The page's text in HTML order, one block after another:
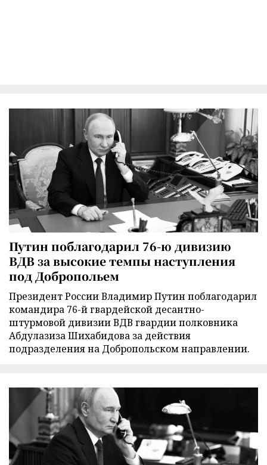
Путин поблагодарил 76-ю дивизию
ВДВ за высокие темпы наступления
под Добропольем
Президент России Владимир Путин поблагодарил
командира 76-й гвардейской десантно-
штурмовой дивизии ВДВ гвардии полковника
Абдулазиза Шихабидова за действия
подразделения на Добропольском направлении.